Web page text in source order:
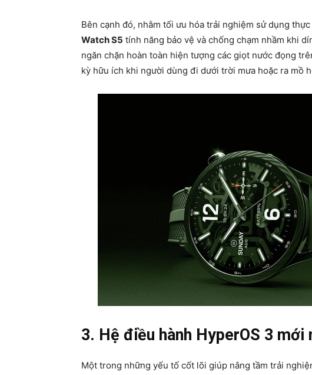
Bên cạnh đó, nhằm tối ưu hóa trải nghiệm sử dụng
Watch S5 tính năng bảo vệ và chống chạm nhầm khi
ngăn chặn hoàn toàn hiện tượng các giọt nước đọng
kỳ hữu ích khi người dùng đi dưới trời mưa hoặc ra mồ
3. Hệ điều hành HyperOS 3 mới
Một trong những yếu tố cốt lõi giúp nâng tầm trải